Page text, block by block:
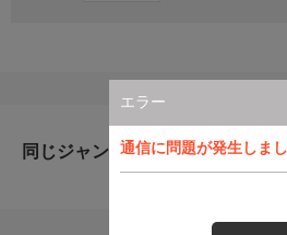
エラー
通信に問題が発生しま
同じジャンルのおすすめ番組